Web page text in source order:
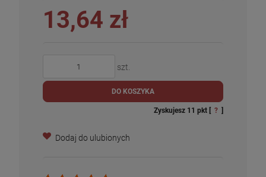
13,64 zł
szt.
DO KOSZYKA
Zyskujesz 11 pkt [ ? ]
Dodaj do ulubionych